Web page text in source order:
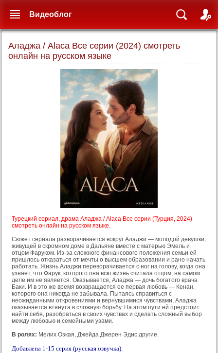
Аладжа / Alaca Все серии (2024) смотреть
онлайн на русском языке
Турецкий сериал, драма Аладжа / Alaca Все серии (Турция, 2024)
смотреть онлайн на русском языке.
Сюжет сериала разворачивается вокруг Аладжи — молодой девушки,
живущей в скромном доме в Дальяне вместе с матерью Эмель и
отцом Фаруком. Из-за сложного финансового положения семьи ей
пришлось отказаться от мечты о высшем образовании и рано начать
работать. Жизнь Аладжи переворачивается с ног на голову, когда она
узнает, что Фарук, которого она всю жизнь считала отцом, на самом
деле им не является. Оказывается, Аладжа — дочь богатого врача
Баки. И в это же время возвращается ее первая любовь — Кенан,
которого она никогда не забывала. Пытаясь справиться с
неожиданными откровениями и вернувшимися чувствами, Аладжа
оказывается втянута в сложную борьбу. На этом пути ей предстоит
найти себя, разобраться в своих чувствах и сделать сложный выбор
между любовью и семейными узами.
В ролях: Мелих Озкая, Джейда Джерен Эдис другие.
Добавлена 1-15 серия (русская озвучка).
Видеоблог